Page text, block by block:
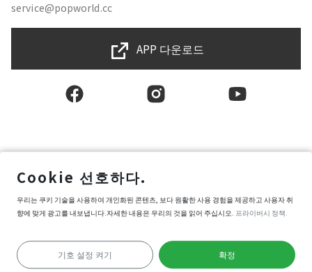
service@popworld.cc
APP 다운로드
사용자권한계약
프라이버시 보호 정책
쿠키 환경설정
Copyright © 2025 Popworld Inc. All Rights Reserved.
Cookie 선호하다.
우리는 쿠키 기술을 사용하여 개인화된 콘텐츠, 보다 원활한 사용 경험을 제공하고 사용자 취
향에 맞게 광고를 내보냅니다.자세한 내용은 우리의 것을 읽어 주십시오. 프라이버시 정책.
기호 설정 켜기 확정